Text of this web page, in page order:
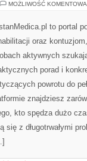
MOŻLIWOŚĆ
to portal
oraz
aktywnych
porad i
powrotu do
znajdziesz
kto spędza dużo
z długotrwałymi